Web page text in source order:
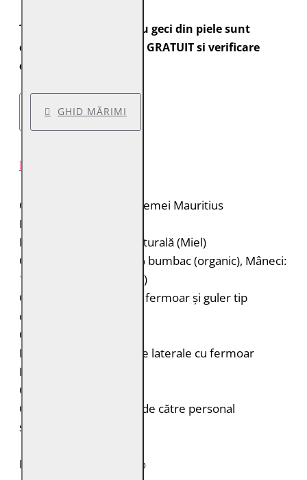
Toate comenzile pentru geci din piele sunt
expediate cu transport GRATUIT si verificare
colet.
GHID MĂRIMI
Geacă de piele pentru femei Mauritius
Brand: Mauritius
Material: 100% piele naturală (Miel)
Căptușeală: Corp: 100% bumbac (organic), Mâneci:
100% poliester (reciclat)
Geacă de piele biker cu fermoar și guler tip
cămașă
Cusături decorative
Două buzunare verticale laterale cu fermoar
Fantă la mâneci
Croială: Regular Fit
Curățare: Spălare doar de către personal
specializat
PIELE NATURALĂ: 100%